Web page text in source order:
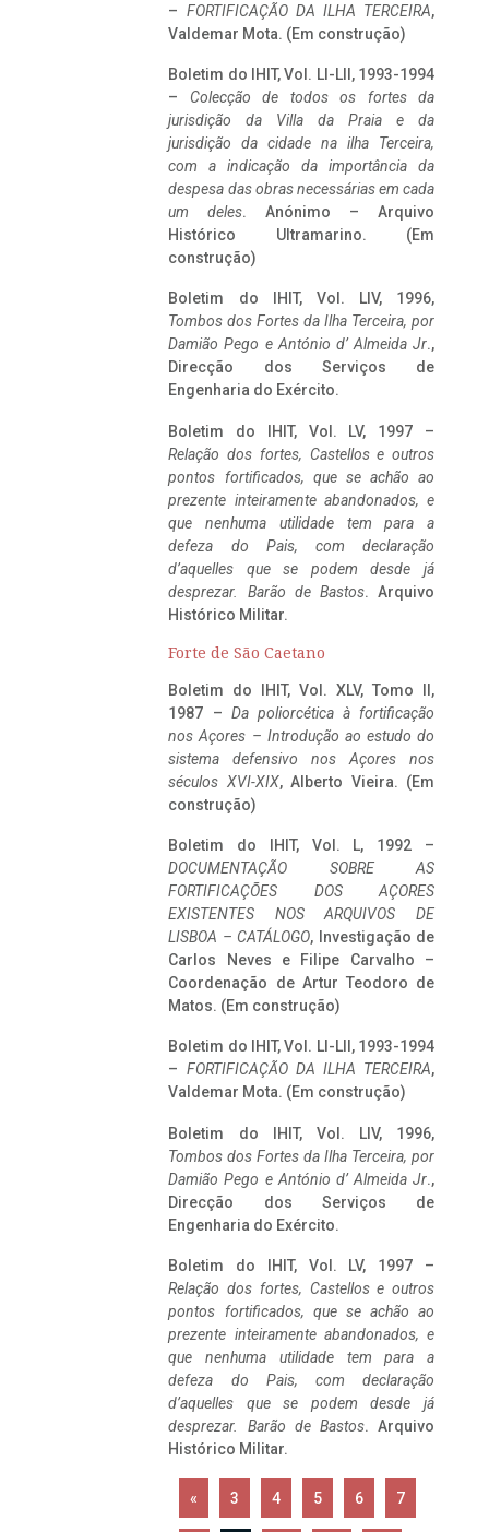
– FORTIFICAÇÃO DA ILHA TERCEIRA,
Valdemar Mota. (Em construção)
Boletim do IHIT, Vol. LI-LII, 1993-1994
– Colecção de todos os fortes da
jurisdição da Villa da Praia e da
jurisdição da cidade na ilha Terceira,
com a indicação da importância da
despesa das obras necessárias em cada
um deles. Anónimo – Arquivo
Histórico Ultramarino. (Em
construção)
Boletim do IHIT, Vol. LIV, 1996,
Tombos dos Fortes da Ilha Terceira, por
Damião Pego e António d’ Almeida Jr.,
Direcção dos Serviços de
Engenharia do Exército.
Boletim do IHIT, Vol. LV, 1997 –
Relação dos fortes, Castellos e outros
pontos fortificados, que se achão ao
prezente inteiramente abandonados, e
que nenhuma utilidade tem para a
defeza do Pais, com declaração
d’aquelles que se podem desde já
desprezar. Barão de Bastos. Arquivo
Histórico Militar.
Forte de São Caetano
Boletim do IHIT, Vol. XLV, Tomo II,
1987 – Da poliorcética à fortificação
nos Açores – Introdução ao estudo do
sistema defensivo nos Açores nos
séculos XVI-XIX, Alberto Vieira. (Em
construção)
Boletim do IHIT, Vol. L, 1992 –
DOCUMENTAÇÃO SOBRE AS
FORTIFICAÇÕES DOS AÇORES
EXISTENTES NOS ARQUIVOS DE
LISBOA – CATÁLOGO, Investigação de
Carlos Neves e Filipe Carvalho –
Coordenação de Artur Teodoro de
Matos. (Em construção)
Boletim do IHIT, Vol. LI-LII, 1993-1994
– FORTIFICAÇÃO DA ILHA TERCEIRA,
Valdemar Mota. (Em construção)
Boletim do IHIT, Vol. LIV, 1996,
Tombos dos Fortes da Ilha Terceira, por
Damião Pego e António d’ Almeida Jr.,
Direcção dos Serviços de
Engenharia do Exército.
Boletim do IHIT, Vol. LV, 1997 –
Relação dos fortes, Castellos e outros
pontos fortificados, que se achão ao
prezente inteiramente abandonados, e
que nenhuma utilidade tem para a
defeza do Pais, com declaração
d’aquelles que se podem desde já
desprezar. Barão de Bastos. Arquivo
Histórico Militar.
« 3 4 5 6 7